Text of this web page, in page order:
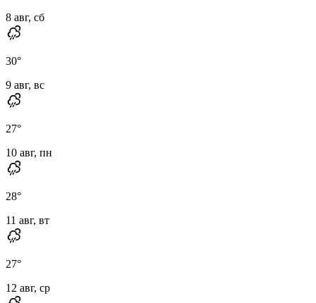
8 авг, сб
30°
9 авг, вс
27°
10 авг, пн
28°
11 авг, вт
27°
12 авг, ср